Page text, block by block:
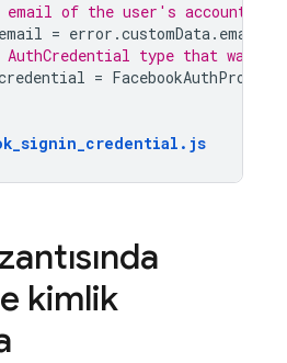
email of the user's account
email = error .customData. email
type that was
=
. js
kimlik